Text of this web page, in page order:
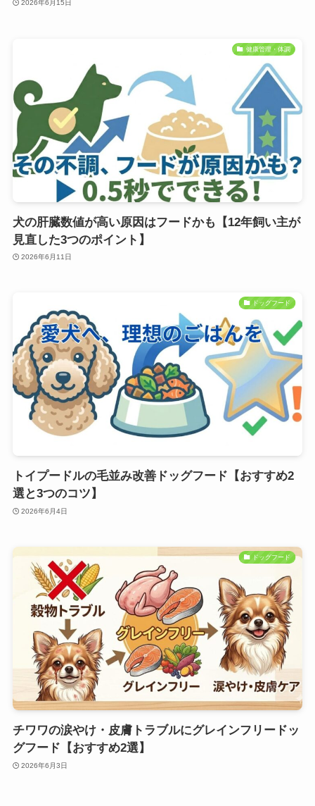
2026年6月15日
健康管理・体調
犬の肝臓数値が高い原因はフードかも【12年飼い主が
見直した3つのポイント】
2026年6月11日
ドッグフード
トイプードルの毛並み改善ドッグフード【おすすめ2
選と3つのコツ】
2026年6月4日
ドッグフード
チワワの涙やけ・皮膚トラブルにグレインフリードッ
グフード【おすすめ2選】
2026年6月3日